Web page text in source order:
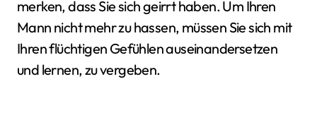
merken, dass Sie sich geirrt haben. Um Ihren
Mann nicht mehr zu hassen, müssen Sie sich mit
Ihren flüchtigen Gefühlen auseinandersetzen
und lernen, zu vergeben.